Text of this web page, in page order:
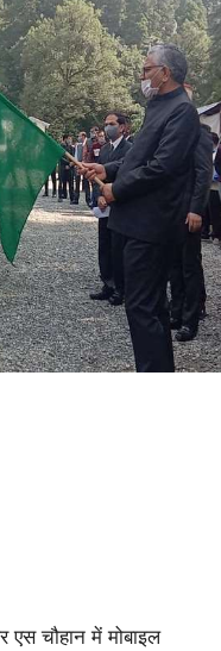
एस चौहान में मोबाइल